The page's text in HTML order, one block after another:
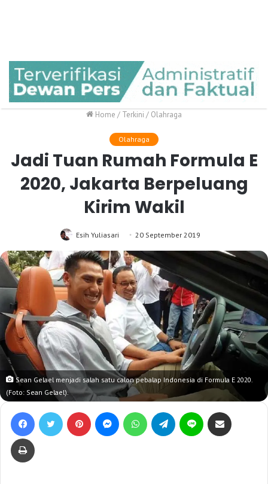
Home / Terkini / Olahraga
Olahraga
Jadi Tuan Rumah Formula E
2020, Jakarta Berpeluang
Kirim Wakil
Esih Yuliasari 20 September 2019
Sean Gelael menjadi salah satu calon pebalap Indonesia di Formula E 2020.
(Foto: Sean Gelael).